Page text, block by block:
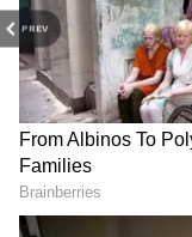
PREV
ఈ చిత్రానికి సుజీతా్
సెప్టెంబర్ 27న
నటిస్తుండటంతో
వచ్చాయంటున్నారు.